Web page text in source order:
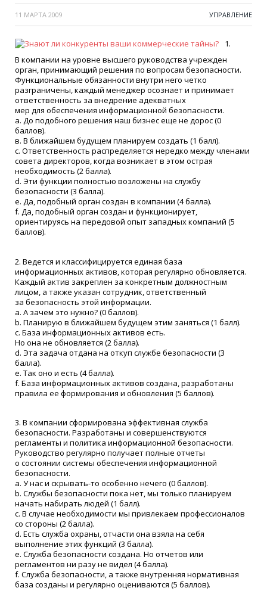
11 МАРТА 2009 УПРАВЛЕНИЕ
1.
В компании на уровне высшего руководства учрежден
орган, принимающий решения по вопросам безопасности.
Функциональные обязанности внутри него четко
разграничены, каждый менеджер осознает и принимает
ответственность за внедрение адекватных
мер для обеспечения информационной безопасности.
а. До подобного решения наш бизнес еще не дорос(0
баллов).
в. В ближайшем будущем планируем создать (1 балл).
с. Ответственность распределяется нередко между членами
совета директоров, когда возникает в этом острая
необходимость (2балла).
d. Эти функции полностью возложены на службу
безопасности (3 балла).
e. Да, подобный орган создан в компании (4балла).
f. Да, подобный орган создан и функционирует,
ориентируясь на передовой опыт западных компаний (5
баллов).
2. Ведется и классифицируется единая база
информационных активов, которая регулярно обновляется.
Каждый актив закреплен за конкретным должностным
лицом, а также указан сотрудник, ответственный
за безопасность этой информации.
a. А зачем это нужно?(0баллов).
b. Планирую в ближайшем будущем этим заняться (1 балл).
c. База информационных активов есть.
Но она не обновляется (2 балла).
d. Эта задача отдана на откуп службе безопасности (3
балла).
e. Так оно и есть (4балла).
f. База информационных активов создана, разработаны
правила ее формирования и обновления (5 баллов).
3. В компании сформирована эффективная служба
безопасности. Разработаны и совершенствуются
регламенты и политика информационной безопасности.
Руководство регулярно получает полные отчеты
о состоянии системы обеспечения информационной
безопасности.
a. У нас и скрывать-то особенно нечего (0баллов).
b. Службы безопасности пока нет, мы только планируем
начать набирать людей (1 балл).
c. В случае необходимости мы привлекаем профессионалов
со стороны (2балла).
d. Есть служба охраны, отчасти она взяла на себя
выполнение этих функций (3 балла).
e. Служба безопасности создана. Но отчетов или
регламентов ни разу не видел (4балла).
f. Служба безопасности, а также внутренняя нормативная
база созданы и регулярно оцениваются (5 баллов).